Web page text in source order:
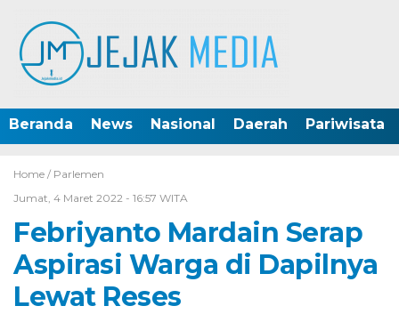
Beranda News Nasional Daerah Pariwisata
Home / Parlemen
Jumat, 4 Maret 2022 - 16:57 WITA
Febriyanto Mardain Serap
Aspirasi Warga di Dapilnya
Lewat Reses